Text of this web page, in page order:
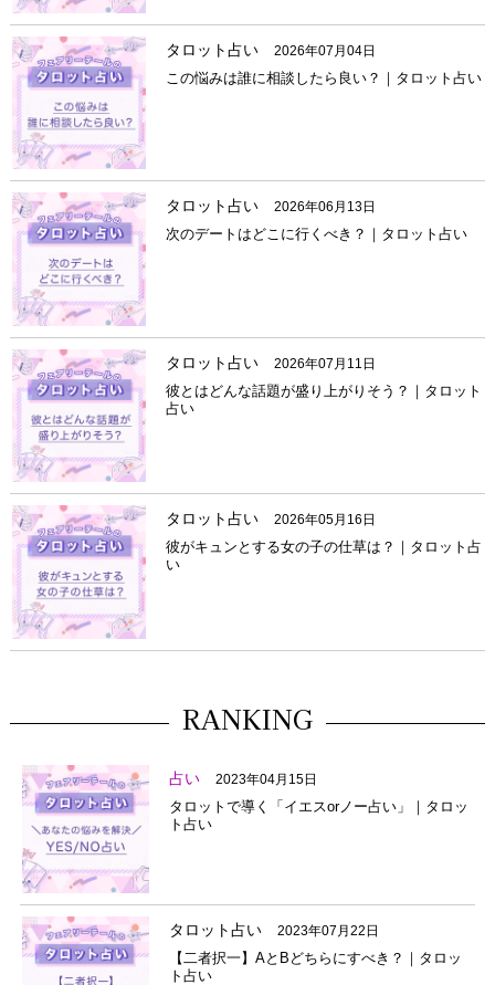
タロット占い 2026年07月04日
この悩みは誰に相談したら良い？｜タロット占い
タロット占い 2026年06月13日
次のデートはどこに行くべき？｜タロット占い
タロット占い 2026年07月11日
彼とはどんな話題が盛り上がりそう？｜タロット
占い
タロット占い 2026年05月16日
彼がキュンとする女の子の仕草は？｜タロット占
い
RANKING
占い 2023年04月15日
タロットで導く「イエスorノー占い」｜タロッ
ト占い
タロット占い 2023年07月22日
【二者択一】AとBどちらにすべき？｜タロッ
ト占い